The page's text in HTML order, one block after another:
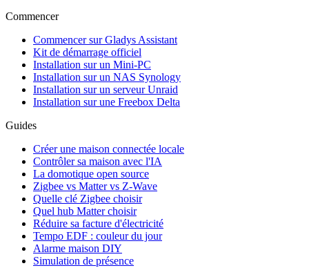
Commencer
Commencer sur Gladys Assistant
Kit de démarrage officiel
Installation sur un Mini-PC
Installation sur un NAS Synology
Installation sur un serveur Unraid
Installation sur une Freebox Delta
Guides
Créer une maison connectée locale
Contrôler sa maison avec l'IA
La domotique open source
Zigbee vs Matter vs Z-Wave
Quelle clé Zigbee choisir
Quel hub Matter choisir
Réduire sa facture d'électricité
Tempo EDF : couleur du jour
Alarme maison DIY
Simulation de présence